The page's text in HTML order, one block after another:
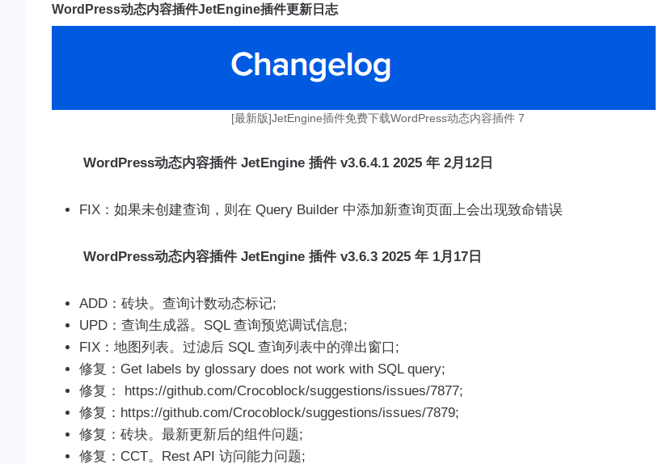
WordPress动态内容插件JetEngine插件更新日志
[最新版]JetEngine插件免费下载WordPress动态内容插件 7
WordPress动态内容插件 JetEngine 插件 v3.6.4.1 2025 年 2月12日
FIX：如果未创建查询，则在 Query Builder 中添加新查询页面上会出现致命错误
WordPress动态内容插件 JetEngine 插件 v3.6.3 2025 年 1月17日
ADD：砖块。查询计数动态标记;
UPD：查询生成器。SQL 查询预览调试信息;
FIX：地图列表。过滤后 SQL 查询列表中的弹出窗口;
修复：Get labels by glossary does not work with SQL query;
修复： https://github.com/Crocoblock/suggestions/issues/7877;
修复：https://github.com/Crocoblock/suggestions/issues/7879;
修复：砖块。最新更新后的组件问题;
修复：CCT。Rest API 访问能力问题;